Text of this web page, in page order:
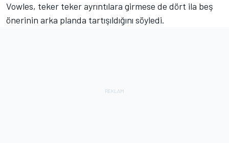
Vowles, teker teker ayrıntılara girmese de dört ila beş
önerinin arka planda tartışıldığını söyledi.